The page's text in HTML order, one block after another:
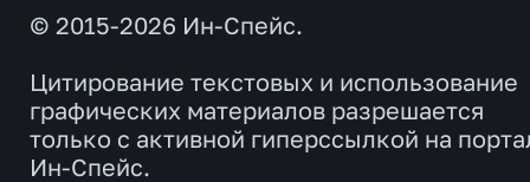
© 2015-2026 Ин-Спейс.
Цитирование текстовых и использование
графических материалов разрешается
только с активной гиперссылкой на
Ин-Спейс.